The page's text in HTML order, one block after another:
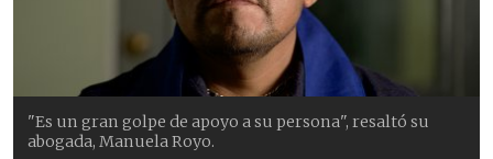
"Es un gran golpe de apoyo a su persona", resaltó su
abogada, Manuela Royo.